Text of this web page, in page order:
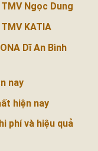
Ngọc Dung
KATIA
Dĩ An Bình
nay
hiện nay
phí và hiệu quả